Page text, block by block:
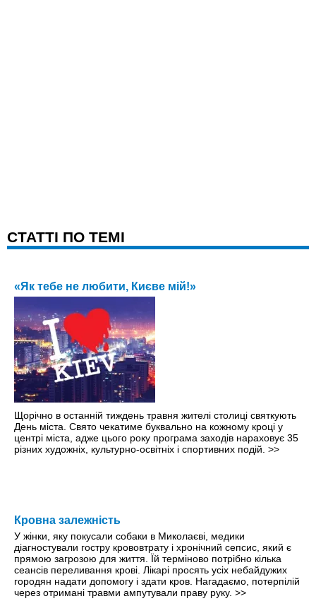
CТАТТІ ПО ТЕМІ
«Як тебе не любити, Києве мій!»
Щорічно в останній тиждень травня жителі столиці святкують
День міста. Свято чекатиме буквально на кожному кроці y
центрі міста, адже цього року програма заходів нараховує 35
різних художніх, культурно-освітніх і спортивних подій. >>
Кровна залежність
У жінки, яку покусали собаки в Миколаєві, медики
діагностували гостру крововтрату і хронічний сепсис, який є
прямою загрозою для життя. Їй терміново потрібно кілька
сеансів переливання крові. Лікарі просять усіх небайдужих
городян надати допомогу і здати кров. Нагадаємо, потерпілій
через отримані травми ампутували праву руку. >>